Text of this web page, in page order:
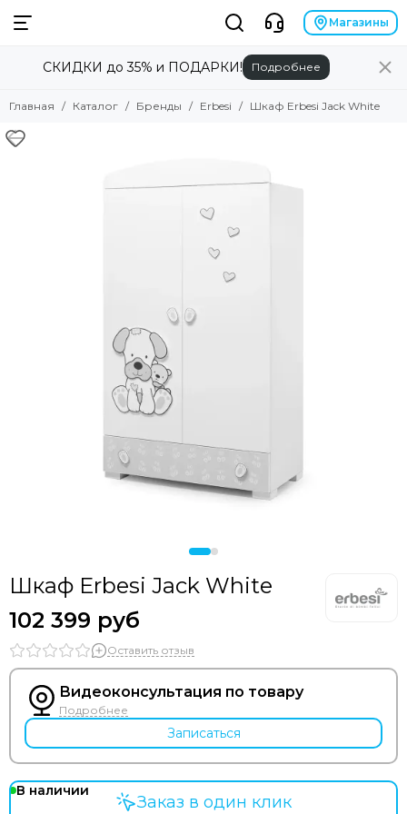
Смотреть все товары
Angela Bella
Brand for my son
Doona
Drema BabyDou
Ducle
Ellipse
Erbesi
Espiro
GB
Hartan
Heorshe
Магазины
СКИДКИ до 35% и ПОДАРКИ! Подробнее
Главная Каталог Бренды Erbesi Шкаф Erbesi Jack White
Шкаф Erbesi Jack White
102 399 руб
Оставить отзыв
Видеоконсультация по товару
Подробнее
Записаться
В наличии
Заказ в один клик